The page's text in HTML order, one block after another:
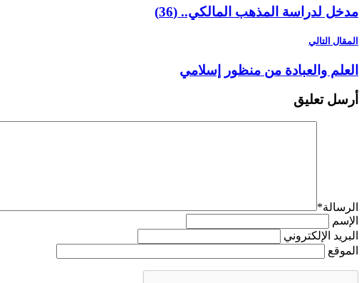
مدخل لدراسة المذهب المالكي.. (36)
المقال التالي
العلم والعبادة من منظور إسلامي
أرسل تعليق
الرسالة*
الإسم
البريد الإلكتروني
الموقع